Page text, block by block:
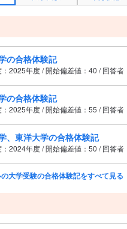
の合格体験記
2025年度 / 開始偏差値：40 / 回答者
の合格体験記
2025年度 / 開始偏差値：55 / 回答者
、東洋大学の合格体験記
2024年度 / 開始偏差値：50 / 回答者
大学受験の合格体験記をすべて見る